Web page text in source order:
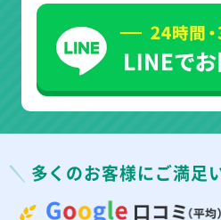
多くのお客様にご満足